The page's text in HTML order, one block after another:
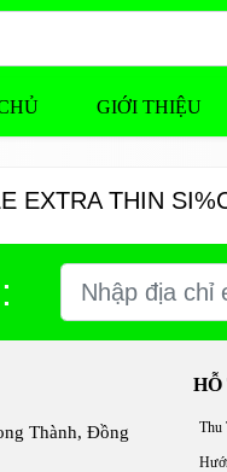
GIỚI THIỆU
EXTRA THIN
Thành, Đồng
HỖ
Thu